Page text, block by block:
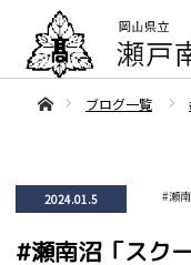
ああホームブログ一覧
2024.01.5 #瀬
#瀬南沼「スク